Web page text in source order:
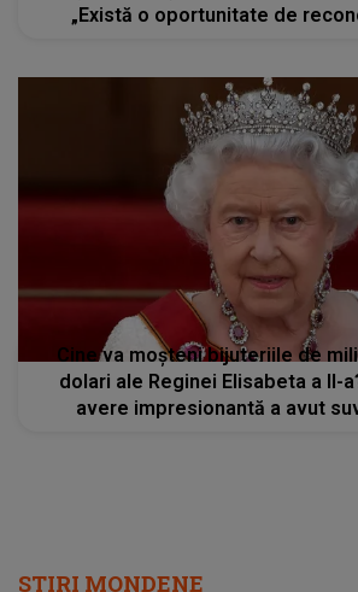
„Există o oportunitate de
Cine va moșteni bijuteriile de
dolari ale Reginei Elisabeta a II-
avere impresionantă a avut
STIRI MONDENE